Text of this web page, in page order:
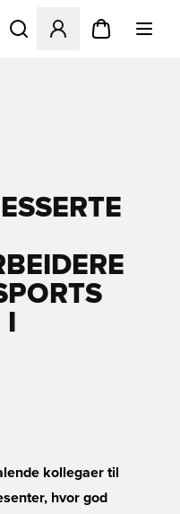
Åbner en Modal til at
kollegaer til
hvor god